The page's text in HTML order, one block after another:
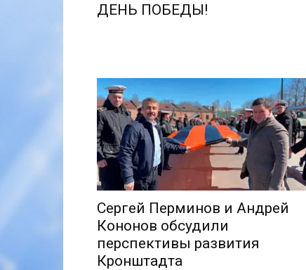
ДЕНЬ ПОБЕДЫ!
Сергей Перминов и Андрей
Кононов обсудили
перспективы развития
Кронштадта